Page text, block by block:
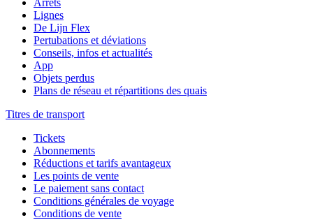
Arrêts
Lignes
De Lijn Flex
Pertubations et déviations
Conseils, infos et actualités
App
Objets perdus
Plans de réseau et répartitions des quais
Titres de transport
Tickets
Abonnements
Réductions et tarifs avantageux
Les points de vente
Le paiement sans contact
Conditions générales de voyage
Conditions de vente